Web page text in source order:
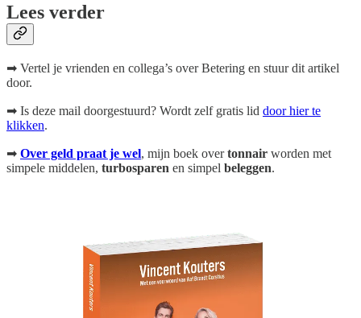
Lees verder
➡ Vertel je vrienden en collega’s over Betering en stuur dit artikel
door.
➡ Is deze mail doorgestuurd? Wordt zelf gratis lid door hier te
klikken.
➡ Over geld praat je wel, mijn boek overtonnair worden met
simpele middelen, turbosparen en simpel beleggen.